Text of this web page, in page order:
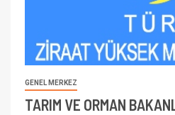
GENEL MERKEZ
TARIM VE ORMAN